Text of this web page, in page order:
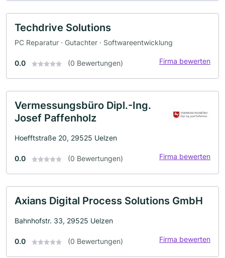
Techdrive Solutions
PC Reparatur · Gutachter · Softwareentwicklung
0.0 (0 Bewertungen) Firma bewerten
Vermessungsbüro Dipl.-Ing.
Josef Paffenholz
Hoefftstraße 20, 29525 Uelzen
0.0 (0 Bewertungen) Firma bewerten
Axians Digital Process Solutions GmbH
Bahnhofstr. 33, 29525 Uelzen
0.0 (0 Bewertungen) Firma bewerten